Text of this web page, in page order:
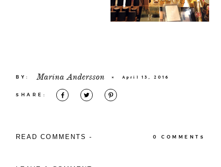
BY: Marina Andersson × April 13, 2016
SHARE:
READ COMMENTS - 0 COMMENTS